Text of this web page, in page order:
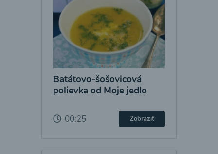
Batátovo-šošovicová
polievka od Moje jedlo
00:25 Zobraziť